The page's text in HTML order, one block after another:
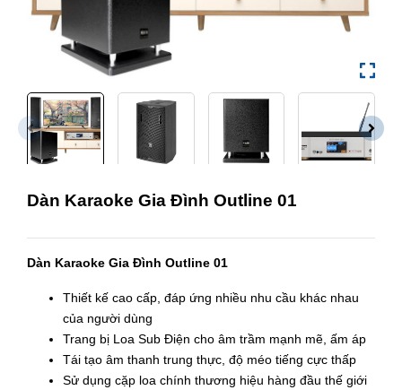
Dàn Karaoke Gia Đình Outline 01
Dàn Karaoke Gia Đình Outline 01
Thiết kế cao cấp, đáp ứng nhiều nhu cầu khác nhau
của người dùng
Trang bị Loa Sub Điện cho âm trầm mạnh mẽ, ấm áp
Tái tạo âm thanh trung thực, độ méo tiếng cực thấp
Sử dụng cặp loa chính thương hiệu hàng đầu thế giới